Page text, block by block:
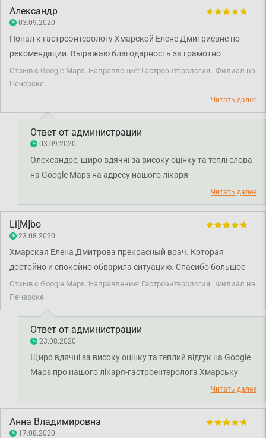
Александр
03.09.2020
Попал к гастроэнтерологу Хмарской Елене Дмитриевне по
рекомендации. Выражаю благодарность за грамотно
подобранное лечение и даже чуткое отношение к пациенту!
Отзыв с Google Maps. Направление: Гастроэнтерология . Филиал на
Печерске
Читать далее
Ответ от администрации
03.09.2020
Олександре, щиро вдячні за високу оцінку та теплі слова
на Google Maps на адресу нашого лікаря-
гастроентеролога Хмарської Олени Дмитрівни. Дякуємо
за довіру і щиро бажаємо вам міцного здоров'я!
Читать далее
Li[M]bo
23.08.2020
Хмарская Елена Дмитрова прекрасный врач. Которая
достойно и спокойно обварила ситуацию. Спасибо большое
Отзыв с Google Maps. Направление: Гастроэнтерология . Филиал на
Печерске
Ответ от администрации
23.08.2020
Щиро вдячні за високу оцінку та теплий відгук на Google
Maps про нашого лікаря-гастроентеролога Хмарську
Олену Дмитрівну. Дякуємо за довіру і бажаємо вам
міцного здоров'я!
Читать далее
Анна Владимировна
17.08.2020